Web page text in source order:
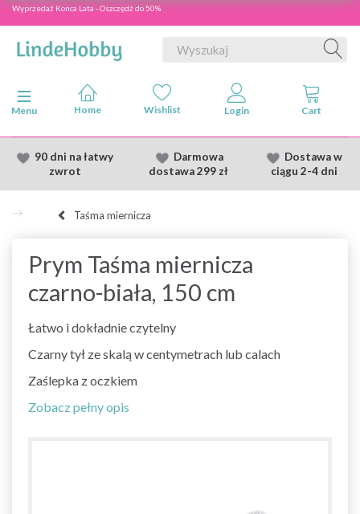
Wyprzedaż Konca Lata - Oszczędź do 50%
Przełącz nawigację
Menu
90 dni na łatwy
zwrot
Darmowa
dostawa299 zł
Dostawaw
ciągu 2-4 dni
Taśma miernicza
Prym Taśma miernicza
czarno-biała, 150 cm
Łatwo i dokładnie czytelny
Czarny tył ze skalą w centymetrach lub calach
Zaślepka z oczkiem
Zobacz pełny opis